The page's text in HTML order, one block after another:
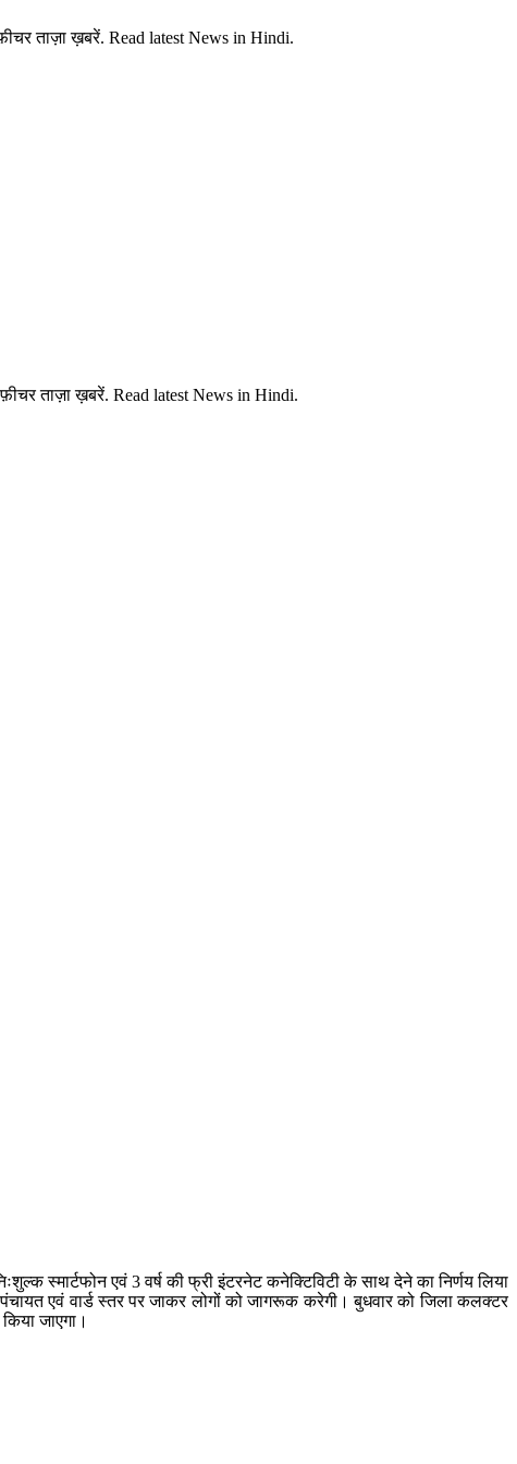
ताज़ा ख़बरें. Read latest News in Hindi.
ताज़ा ख़बरें. Read latest News in Hindi.
स्मार्टफोन एवं 3 वर्ष की फ्री इंटरनेट कनेक्टिविटी के साथ देने का निर्णय लिया
एवं वार्ड स्तर पर जाकर लोगों को जागरूक करेगी। बुधवार को जिला कलक्टर
जाएगा।